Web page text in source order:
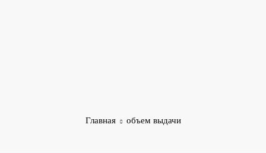
Главная объем выдачи